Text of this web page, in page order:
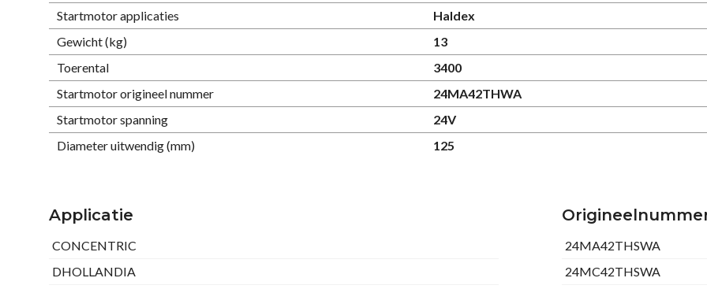
Startmotor applicaties
Haldex
Gewicht (kg)
13
Toerental
3400
Startmotor origineel nummer
24MA42THWA
Startmotor spanning
24V
Diameter uitwendig (mm)
125
Applicatie
CONCENTRIC
DHOLLANDIA
24MA42THSWA
24MC42THSWA